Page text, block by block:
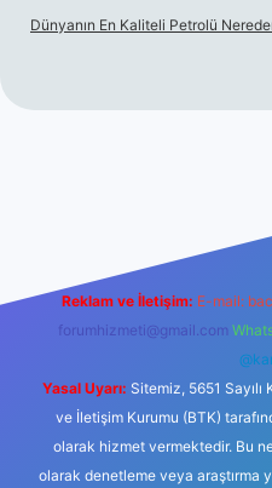
Dünyanın En Kaliteli Petrolü
Reklam ve İletişim: E-mail:
forumhizmeti@gmail.com
Yasal Uyarı: Sitemiz, 5651
ve İletişim Kurumu (BTK)
olarak hizmet vermektedir. Bu
olarak denetleme veya araştırma